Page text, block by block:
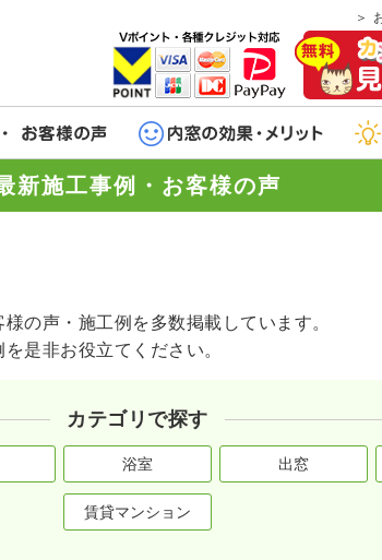
新施工事例・お客様の声
の声・施工例を多数掲載しています。
是非お役立てください。
カテゴリで探す
浴室 出窓
賃貸マンション